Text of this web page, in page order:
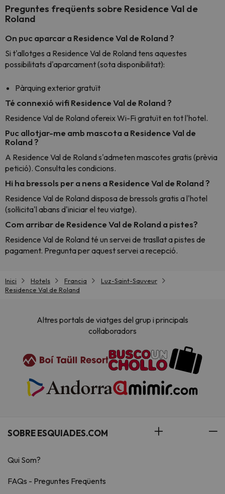
Preguntes freqüents sobre Residence Val de
Roland
On puc aparcar a Residence Val de Roland ?
Si t'allotges a Residence Val de Roland tens aquestes
possibilitats d'aparcament (sota disponibilitat):
Pàrquing exterior gratuït
Té connexió wifi Residence Val de Roland ?
Residence Val de Roland ofereix Wi-Fi gratuït en tot l'hotel.
Puc allotjar-me amb mascota a Residence Val de
Roland ?
A Residence Val de Roland s'admeten mascotes gratis (prèvia
petició). Consulta les condicions.
Hi ha bressols per a nens a Residence Val de Roland ?
Residence Val de Roland disposa de bressols gratis a l'hotel
(sol·licita'l abans d'iniciar el teu viatge).
Com arribar de Residence Val de Roland a pistes?
Residence Val de Roland té un servei de trasllat a pistes de
pagament. Pregunta per aquest servei a recepció.
Inici Hotels Francia
Luz-Saint-Sauveur
Residence Val de Roland
Altres portals de viatges del grup i principals
col·laboradors
SOBRE ESQUIADES.COM
Qui Som?
FAQs - Preguntes Freqüents